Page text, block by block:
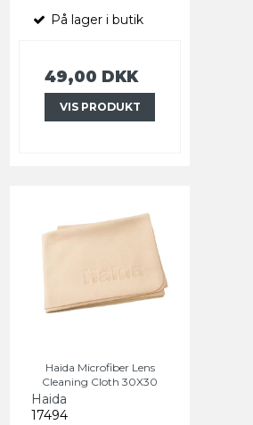
På lager i butik
49,00 DKK
VIS PRODUKT
Haida Microfiber Lens
Cleaning Cloth 30X30
Haida
17494